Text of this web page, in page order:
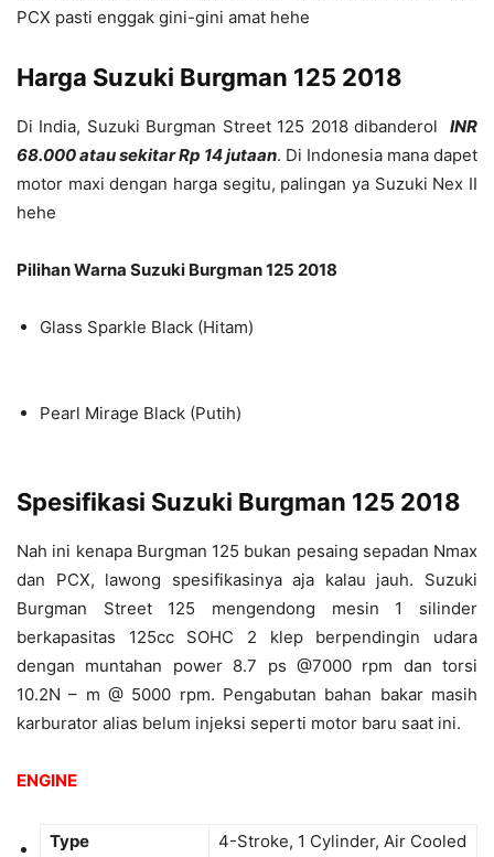
PCX pasti enggak gini-gini amat hehe
Harga Suzuki Burgman 125 2018
Di India, Suzuki Burgman Street 125 2018 dibanderol INR
68.000 atau sekitar Rp 14 jutaan. Di Indonesia mana dapet
motor maxi dengan harga segitu, palingan ya Suzuki Nex II
hehe
Pilihan Warna Suzuki Burgman 125 2018
Glass Sparkle Black (Hitam)
Pearl Mirage Black (Putih)
Spesifikasi Suzuki Burgman 125 2018
Nah ini kenapa Burgman 125 bukan pesaing sepadan Nmax
dan PCX, lawong spesifikasinya aja kalau jauh. Suzuki
Burgman Street 125 mengendong mesin 1 silinder
berkapasitas 125cc SOHC 2 klep berpendingin udara
dengan muntahan power 8.7 ps @7000 rpm dan torsi
10.2N – m @ 5000 rpm. Pengabutan bahan bakar masih
karburator alias belum injeksi seperti motor baru saat ini.
ENGINE
Type 4-Stroke, 1 Cylinder, Air Cooled